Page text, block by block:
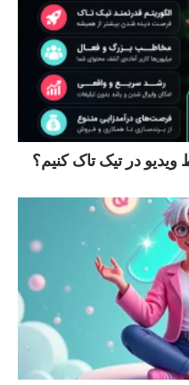
در تیک تاک کنیم؟